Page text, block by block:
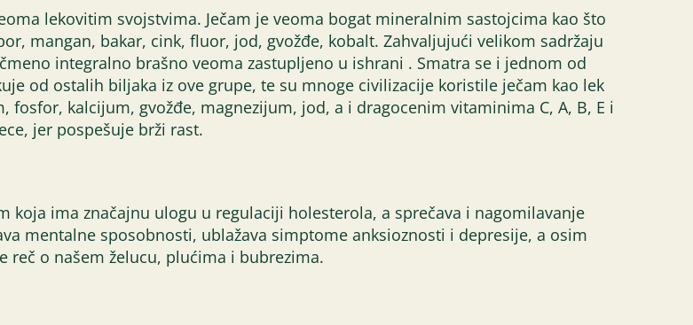
lekovitim svojstvima. Ječam je veoma bogat mineralnim sastojcima kao što
mangan, bakar, cink, fluor, jod, gvožđe, kobalt. Zahvaljujući velikom sadržaju
integralno brašno veoma zastupljeno u ishrani . Smatra se i jednom od
od ostalih biljaka iz ove grupe, te su mnoge civilizacije koristile ječam kao lek
kalcijum, gvožđe, magnezijum, jod, a i dragocenim vitaminima C, A, B, E i
jer pospešuje brži rast.
ima značajnu ulogu u regulaciji holesterola, a sprečava i nagomilavanje
mentalne sposobnosti, ublažava simptome anksioznosti i depresije, a osim
reč o našem želucu, plućima i bubrezima.